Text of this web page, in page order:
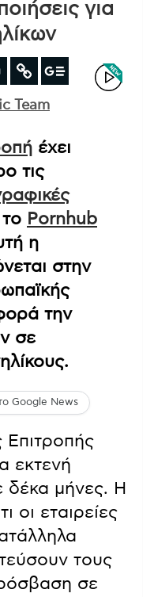
για
Team
έχει
τις
Pornhub
η
στην
την
σε
Google News
Επιτροπής
εκτενή
δέκα μήνες. Η
οι εταιρείες
τους
σε